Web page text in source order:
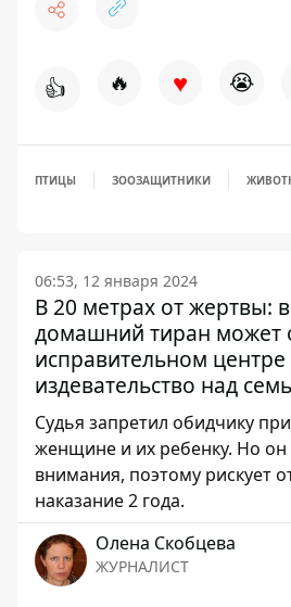
👍 🔥 ♥ 😭
ПТИЦЫ ЗООЗАЩИТНИКИ
06:53, 12 января 2024
В 20 метрах от жертвы:
домашний тиран может
исправительном центре
издевательство над
Судья запретил обидчику
женщине и их ребенку. Но он
внимания, поэтому рискует
наказание 2 года.
Олена Скобцева
ЖУРНАЛИСТ